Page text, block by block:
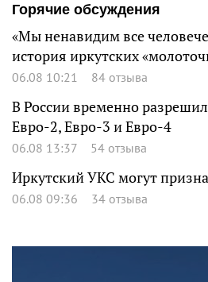
Горячие обсуждения
«Мы ненавидим все
история иркутских
06.08 10:21 84 отзыва
В России временно
Евро-2, Евро-3 и Евро-4
06.08 13:37 54 отзыва
Иркутский УКС могут
06.08 09:36 34 отзыва